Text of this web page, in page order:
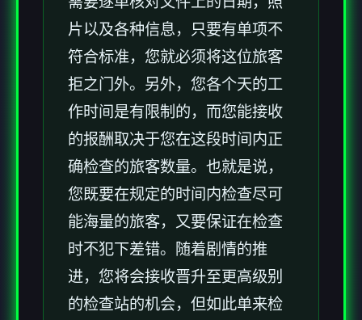
片以及各种信息，只要有单项不
符合标准，您就必须将这位旅客
拒之门外。另外，您各个天的工
作时间是有限制的，而您能接收
的报酬取决于您在这段时间内正
确检查的旅客数量。也就是说，
您既要在规定的时间内检查尽可
能海量的旅客，又要保证在检查
时不犯下差错。随着剧情的推
进，您将会接收晋升至更高级别
的检查站的机会，但如此单来检